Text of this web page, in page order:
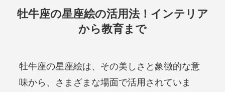
牡牛座の星座絵の活用法！インテリア
から教育まで
牡牛座の星座絵は、その美しさと象徴的な意
味から、さまざまな場面で活用されていま